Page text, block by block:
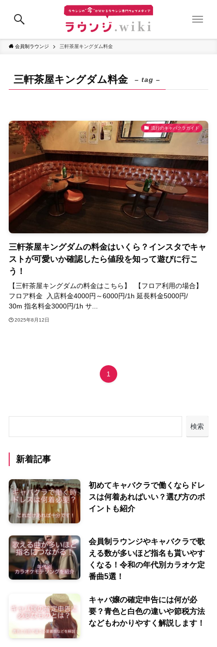
会員制ラウンジ 三軒茶屋キングダム料金
三軒茶屋キングダム料金 – tag –
流行のキャバクラガイド
三軒茶屋キングダムの料金はいくら？インスタでキャ
ストが可愛いか確認したら値段を知って遊びに行こ
う！
【三軒茶屋キングダムの料金はこちら】 【フロア利用の場合】
フロア料金 入店料金4000円～6000円/1h 延長料金5000円/
30m 指名料金3000円/1h サ...
2025年8月12日
1
検索
新着記事
初めてキャバクラで働くならドレ
スは何着あればいい？選び方のポ
イントも紹介
会員制ラウンジやキャバクラで歌
える数が多いほど指名も貰いやす
くなる！令和の年代別カラオケ定
番曲5選！
キャバ嬢の確定申告には何が必
要？青色と白色の違いや節税方法
などもわかりやすく解説します！